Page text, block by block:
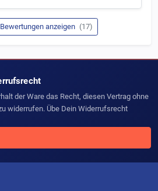
anzeigen (17)
der Ware das Recht, diesen Vertrag ohne
widerrufen. Übe Dein Widerrufsrecht